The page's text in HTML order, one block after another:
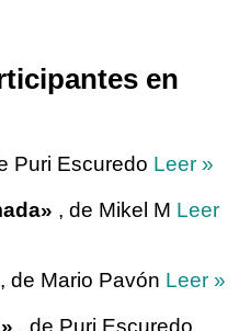
en
Puri Escuredo Leer »
, de Mikel M Leer
, de Mario Pavón Leer »
, de Puri Escuredo